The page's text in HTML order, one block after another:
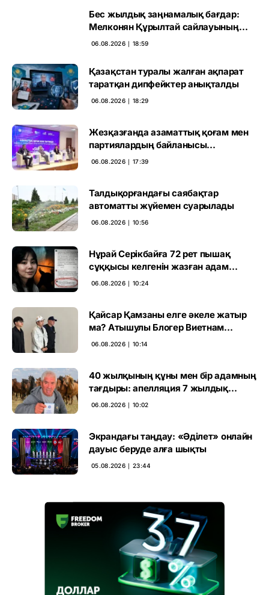
Бес жылдық заңнамалық бағдар:
Мелконян Құрылтай сайлауының
маңызын бағалады
06.08.2026 ∣ 18:59
Қазақстан туралы жалған ақпарат
таратқан дипфейктер анықталды
06.08.2026 ∣ 18:29
Жезқазғанда азаматтық қоғам мен
партиялардың байланысы
талқыланды
06.08.2026 ∣ 17:39
Талдықорғандағы саябақтар
автоматты жүйемен суарылады
06.08.2026 ∣ 10:56
Нұрай Серікбайға 72 рет пышақ
сұққысы келгенін жазған адам
ұсталды
06.08.2026 ∣ 10:24
Қайсар Қамзаны елге әкеле жатыр
ма? Атышулы Блогер Виетнам
әуежайында көзге түсті
06.08.2026 ∣ 10:14
40 жылқының құны мен бір адамның
тағдыры: апелляция 7 жылдық
үкімді бұзды
06.08.2026 ∣ 10:02
Экрандағы таңдау: «Әділет» онлайн
дауыс беруде алға шықты
05.08.2026 ∣ 23:44